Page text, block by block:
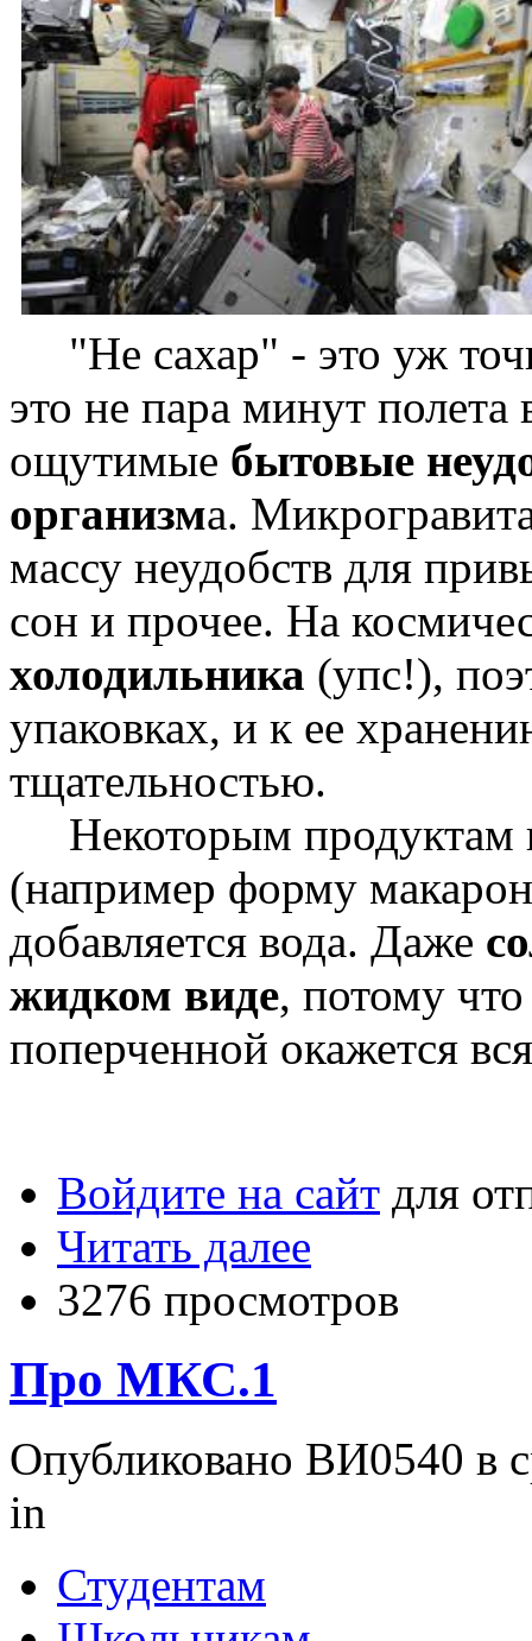
"Не сахар" - это уж
это не пара минут полета
ощутимые бытовые
организма.
массу неудобств для
сон и прочее. На
холодильника (упс!),
упаковках, и к ее
тщательностью.
Некоторым продуктам
(например форму
добавляется вода. Даже
жидком виде, потому
поперченной окажется
Войдите на сайт для
Читать далее
3276 просмотров
Про МКС.1
Опубликовано ВИ0540 в
in
Студентам